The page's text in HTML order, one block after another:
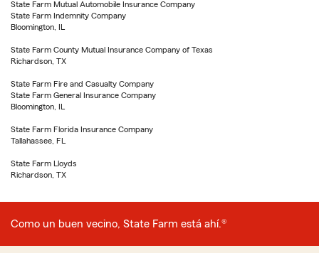
State Farm Mutual Automobile Insurance Company
State Farm Indemnity Company
Bloomington, IL
State Farm County Mutual Insurance Company of Texas
Richardson, TX
State Farm Fire and Casualty Company
State Farm General Insurance Company
Bloomington, IL
State Farm Florida Insurance Company
Tallahassee, FL
State Farm Lloyds
Richardson, TX
Como un buen vecino, State Farm está ahí.®